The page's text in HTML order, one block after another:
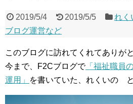
2019/5/4 2019/5/5 れく
ブログ運営など
このブログに訪れてくれてありが
今まで、F2Cブログで「福祉職員
運用」
を書いていた、れくいの